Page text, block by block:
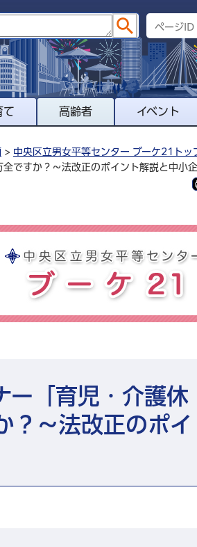
て 高齢者 イベント
> 中央区立男女平等センター ブーケ21トッ
ですか？～法改正のポイント解説と中小企
ー「育児・介護休
～法改正のポイ